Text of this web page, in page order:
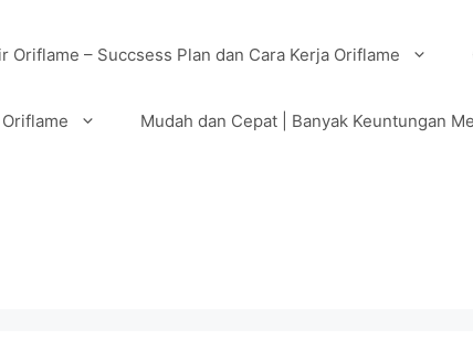
Oriflame – Succsess Plan dan Cara Kerja Oriflame
Mudah dan Cepat | Banyak Keuntungan